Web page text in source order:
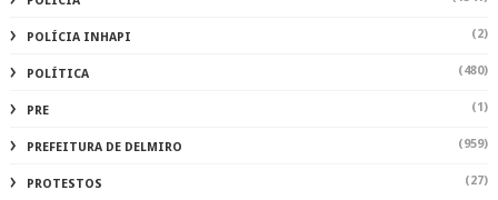
POLÍCIA INHAPI (2)
POLÍTICA (480)
PRE (1)
PREFEITURA DE DELMIRO (959)
PROTESTOS (27)